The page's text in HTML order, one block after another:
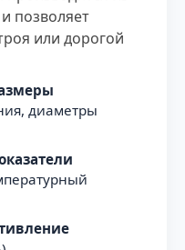
позволяет
или дорогой
диаметры